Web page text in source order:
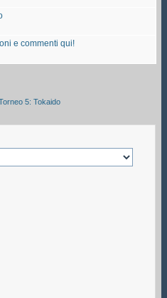
e commenti qui!
5: Tokaido